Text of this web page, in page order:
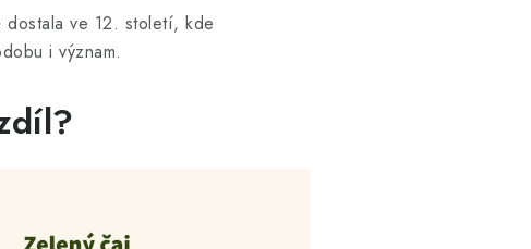
dostala ve 12. století, kde
i význam.